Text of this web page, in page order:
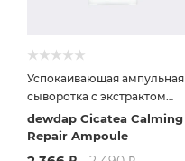
Успокаивающая ампульная
сыворотка с экстрактом
центеллы
dewdap Cicatea Calming
Repair Ampoule